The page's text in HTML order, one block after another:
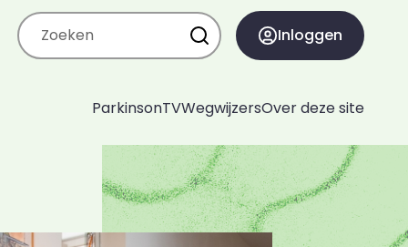
Zoeken
Inloggen
ParkinsonTVWegwijzersOver deze site